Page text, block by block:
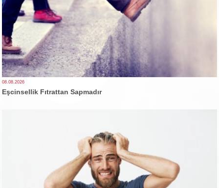
08.08.2026
Eşcinsellik Fıtrattan Sapmadır